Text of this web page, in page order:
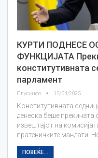
КУРТИ ПОДНЕСЕ
ФУНКЦИЈАТА
конститутивната
парламент
Плусинфо 15/04/2025
Конститутивната
денеска беше прекината
извештајот на
пратеничките мандати.
ПОВЕЌЕ...